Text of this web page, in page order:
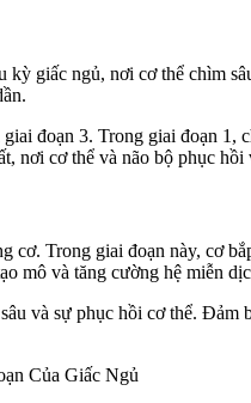
giấc ngủ, nơi cơ thể chìm
đoạn 3. Trong giai đoạn
nơi cơ thể và não bộ phục hồi
Trong giai đoạn này, cơ
mô và tăng cường hệ miễn
và sự phục hồi cơ thể.